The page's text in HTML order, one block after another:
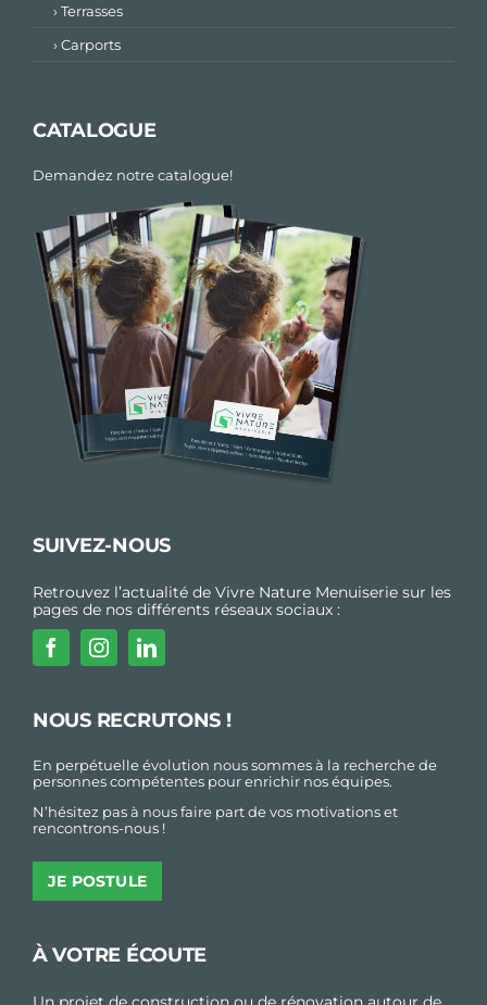
› Terrasses
› Carports
CATALOGUE
Demandez notre catalogue!
SUIVEZ-NOUS
Retrouvez l’actualité de Vivre Nature Menuiserie sur les
pages de nos différents réseaux sociaux :
NOUS RECRUTONS !
En perpétuelle évolution nous sommes à la recherche de
personnes compétentes pour enrichir nos équipes.
N’hésitez pas à nous faire part de vos motivations et
rencontrons-nous !
JE POSTULE
À VOTRE ÉCOUTE